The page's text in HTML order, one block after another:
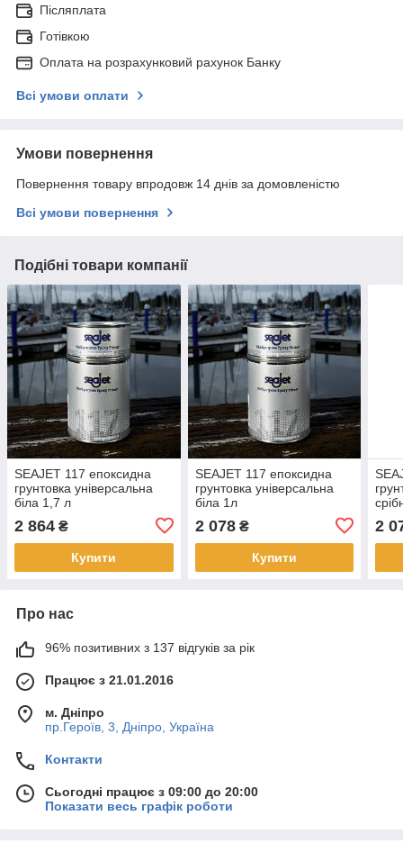
Післяплата
Готівкою
Оплата на розрахунковий рахунок Банку
Всі умови оплати
Умови повернення
Повернення товару впродовж 14 днів за домовленістю
Всі умови повернення
Подібні товари компанії
SEAJET 117 епоксидна
грунтовка універсальна
біла 1,7 л
2 864 ₴
Купити
SEAJET 117 епоксидна
грунтовка універсальна
біла 1л
2 078₴
Купити
2
Про нас
96% позитивних з 137 відгуків за рік
Працює з 21.01.2016
м. Дніпро
пр.Героїв, 3, Дніпро, Україна
Контакти
Сьогодні працює з 09:00 до 20:00
Показати весь графік роботи